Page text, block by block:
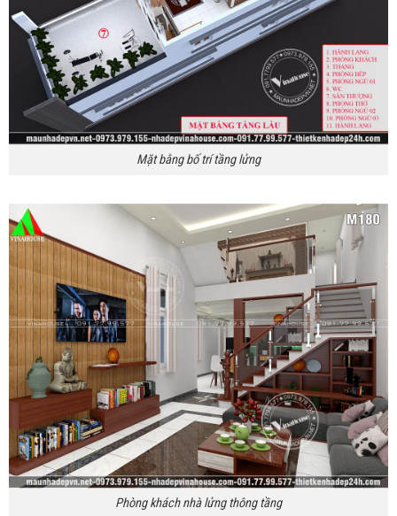
Mặt bằng bố trí tầng lửng
Phòng khách nhà lửng thông tầng